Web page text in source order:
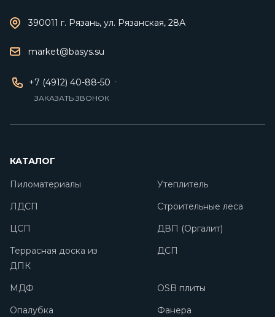
390011 г. Рязань, ул. Рязанская, 28А
market@basys.su
+7 (4912) 40-88-50
ЗАКАЗАТЬ ЗВОНОК
КАТАЛОГ
Пиломатериалы
Утеплитель
ЛДСП
Строительные леса
ЦСП
ДВП (Оргалит)
Террасная доска из
ДПК
ДСП
МДФ
OSB плиты
Опалубка
Фанера